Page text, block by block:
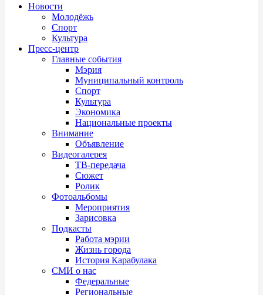
Новости
Молодёжь
Спорт
Культура
Пресс-центр
Главные события
Мэрия
Муниципальный контроль
Спорт
Культура
Экономика
Национальные проекты
Внимание
Объявление
Видеогалерея
ТВ-передача
Сюжет
Ролик
Фотоальбомы
Мероприятия
Зарисовка
Подкасты
Работа мэрии
Жизнь города
История Карабулака
СМИ о нас
Федеральные
Региональные